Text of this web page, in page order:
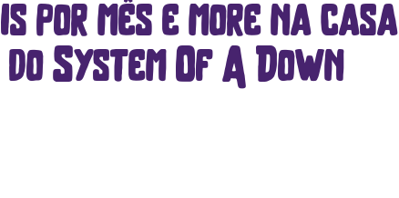
por mês e more na casa
System Of A Down